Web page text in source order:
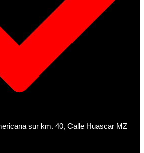
sur km. 40, Calle Huascar MZ